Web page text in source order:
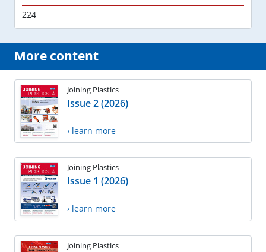
224
More content
Joining Plastics
Issue 2 (2026)
› learn more
Joining Plastics
Issue 1 (2026)
› learn more
Joining Plastics